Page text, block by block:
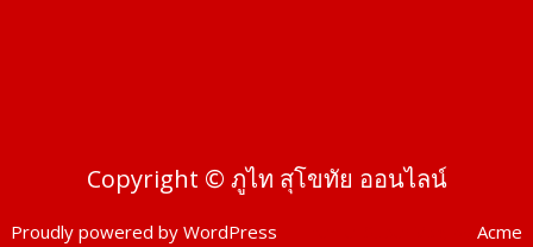
Copyright © ภูไท สุโขทัย ออนไลน์
Proudly powered by WordPress Acme